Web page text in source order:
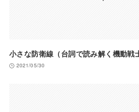
小さな防衛線（台詞で読み解く機動戦
2021/05/30